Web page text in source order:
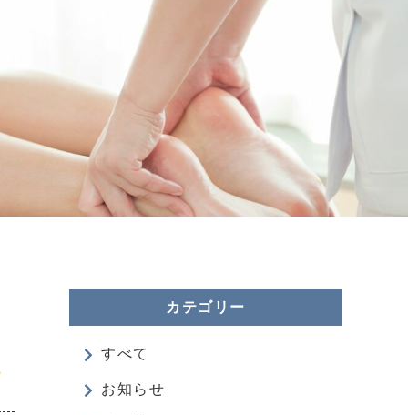
カテゴリー
すべて
お知らせ